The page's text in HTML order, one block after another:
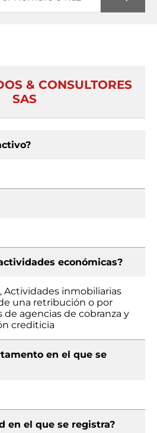
& CONSULTORES
SAS
económicas?
Actividades inmobiliarias
una retribución o por
agencias de cobranza y
crediticia
en el que se
en el que se registra?